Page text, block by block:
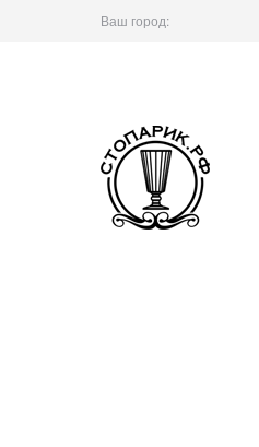
Ваш город: